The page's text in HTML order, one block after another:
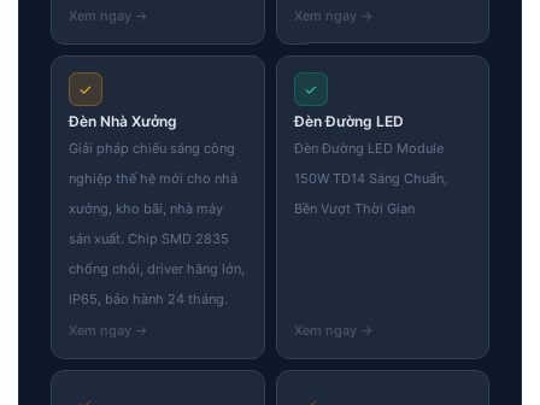
✓
Đèn Nhà Xưởng
Giải pháp chiếu sáng công
nghiệp thế hệ mới cho nhà
xưởng, kho bãi, nhà máy
sản xuất. Chip SMD 2835
chống chói, driver hãng lớn,
IP65, bảo hành 24 tháng.
✓
Đèn Đường LED
Đèn Đường LED Module
150W TD14 Sáng Chuẩn,
Bền Vượt Thời Gian